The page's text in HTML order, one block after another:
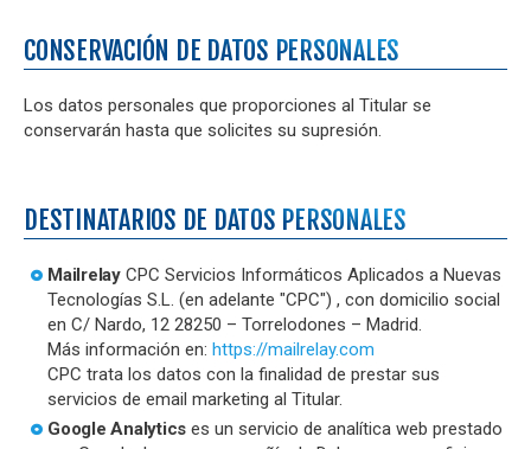
CONSERVACIÓN DE DATOS PERSONALES
Los datos personales que proporciones al Titular se
conservarán hasta que solicites su supresión.
DESTINATARIOS DE DATOS PERSONALES
MailrelayCPC Servicios Informáticos Aplicados a Nuevas
Tecnologías S.L. (en adelante "CPC") , con domicilio social
en C/ Nardo, 12 28250 – Torrelodones – Madrid.
Más información en: https://mailrelay.com
CPC trata los datos con la finalidad de prestar sus
servicios de email marketing al Titular.
Google Analytics es un servicio de analítica web prestado